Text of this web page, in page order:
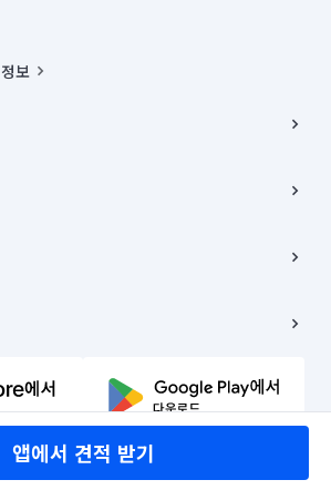
앱에서 견적 받기
보
종로구 율곡로 6(중학동, 트윈트리빌딩) B동 5층
로구 수송동 율곡로 24, 7층, 8층 미소
한 의무와 책임은 거래당사자에게 있습니다.
Inc. All Rights Reserved.